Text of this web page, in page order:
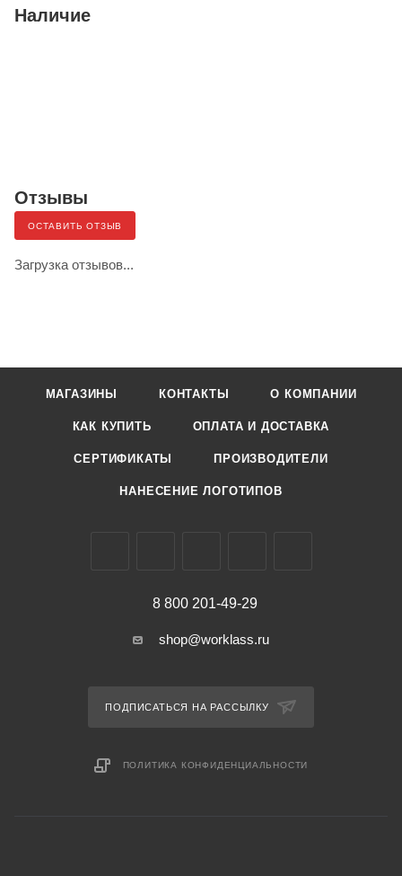
Наличие
Отзывы
ОСТАВИТЬ ОТЗЫВ
Загрузка отзывов...
МАГАЗИНЫ КОНТАКТЫ О КОМПАНИИ
КАК КУПИТЬ ОПЛАТА И ДОСТАВКА
СЕРТИФИКАТЫ ПРОИЗВОДИТЕЛИ
НАНЕСЕНИЕ ЛОГОТИПОВ
8 800 201-49-29
shop@worklass.ru
ПОДПИСАТЬСЯ НА РАССЫЛКУ
ПОЛИТИКА КОНФИДЕНЦИАЛЬНОСТИ